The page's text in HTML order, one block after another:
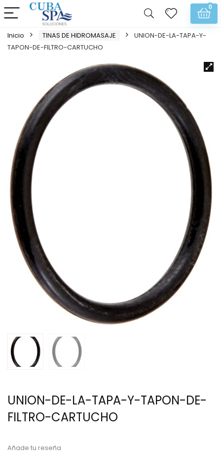
0
Inicio TINAS DE HIDROMASAJE
UNION-DE-LA-TAPA-Y-
TAPON-DE-FILTRO-CARTUCHO
UNION-DE-LA-TAPA-Y-TAPON-DE-
FILTRO-CARTUCHO
Añade tu reseña